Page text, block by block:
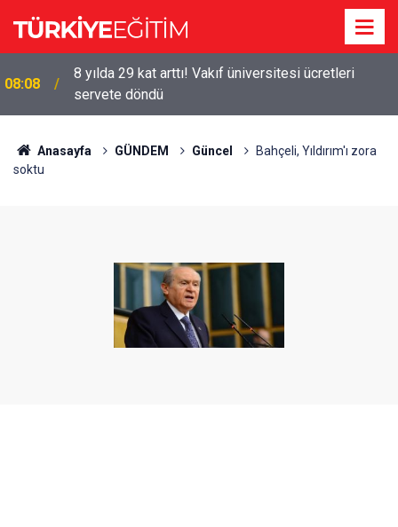
08:08
8 yılda 29 kat arttı! Vakıf üniversitesi ücretleri
servete döndü
Anasayfa GÜNDEM Güncel
Bahçeli, Yıldırım'ı zora
soktu